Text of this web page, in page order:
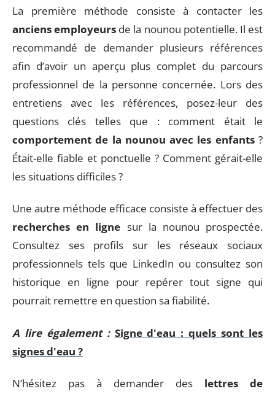
La première méthode consiste à contacter les
anciens employeurs de la nounou potentielle. Il est
recommandé de demander plusieurs références
afin d’avoir un aperçu plus complet du parcours
professionnel de la personne concernée. Lors des
entretiens avec les références, posez-leur des
questions clés telles que : comment était le
comportement de la nounou avec les enfants?
Était-elle fiable et ponctuelle ? Comment gérait-elle
les situations difficiles ?
Une autre méthode efficace consiste à effectuer des
recherches en ligne sur la nounou prospectée.
Consultez ses profils sur les réseaux sociaux
professionnels tels que LinkedIn ou consultez son
historique en ligne pour repérer tout signe qui
pourrait remettre en question sa fiabilité.
A lire également : Signe d'eau : quels sont les
signes d'eau ?
N’hésitez pas à demander des lettres de